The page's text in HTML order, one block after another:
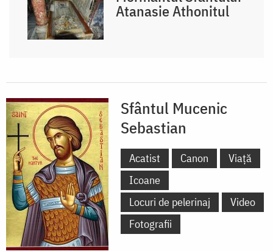
Atanasie Athonitul
Sfântul Mucenic
Sebastian
Acatist Canon
Viață
Icoane
Locuri de pelerinaj
Video
Fotografii